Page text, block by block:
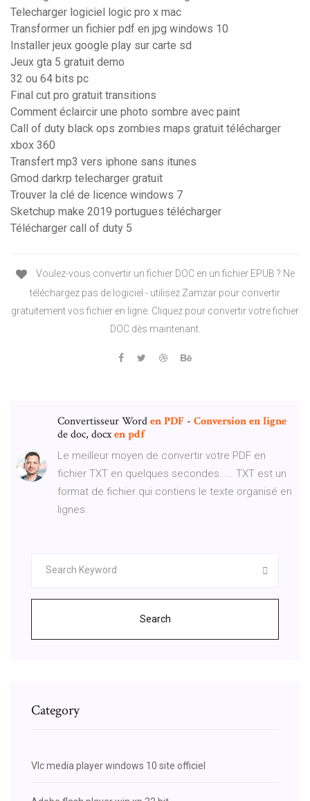
Telecharger logiciel logic pro x mac
Transformer un fichier pdf en jpg windows 10
Installer jeux google play sur carte sd
Jeux gta 5 gratuit demo
32 ou 64 bits pc
Final cut pro gratuit transitions
Comment éclaircir une photo sombre avec paint
Call of duty black ops zombies maps gratuit télécharger
xbox 360
Transfert mp3 vers iphone sans itunes
Gmod darkrp telecharger gratuit
Trouver la clé de licence windows 7
Sketchup make 2019 portugues télécharger
Télécharger call of duty 5
Voulez-vous convertir un fichier DOC en un fichier EPUB ? Ne
téléchargez pas de logiciel - utilisez Zamzar pour convertir
gratuitement vos fichier en ligne. Cliquez pour convertir votre fichier
DOC dès maintenant.
Convertisseur WordenPDF - Conversionenligne
de doc, docxenpdf
Le meilleur moyen de convertir votre PDF en
fichier TXT en quelques secondes. ... TXT est un
format de fichier qui contiens le texte organisé en
lignes.
Search
Category
Vlc media player windows 10 site officiel